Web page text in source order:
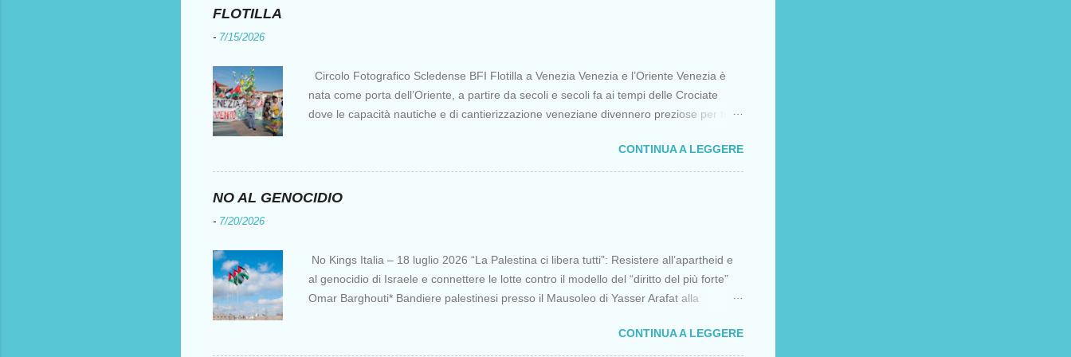
FLOTILLA
- 7/15/2026
Circolo Fotografico Scledense BFI Flotilla a Venezia Venezia e l’Oriente Venezia è
nata come porta dell’Oriente, a partire da secoli e secoli fa ai tempi delle Crociate
dove le capacità nautiche e di cantierizzazione veneziane divennero preziose per tutti
per ottenere vantaggi strategici fondamentali e alla lunga portarono alla conquista di
Costantinopoli, erano i tempi della quarta crociata nei primi anni del Duecento. Dal XIII
al XV secolo Venezia continuò ad avere un ruolo fondamentale nei rapporti tra
natanti è partita da Barcellona il 12 aprile per una missione non violenta che ha tra i
suoi scopi principali quello di portare aiuti a...
CONTINUA A LEGGERE
NO AL GENOCIDIO
- 7/20/2026
No Kings Italia – 18 luglio 2026 “La Palestina ci libera tutti”: Resistere all’apartheid e
al genocidio di Israele e connettere le lotte contro il modello del “diritto del più forte”
Omar Barghouti* Bandiere palestinesi presso il Mausoleo di Yasser Arafat alla
” senza precedenti da decenni, rappresentando una minaccia per l’umanità, non solo
CONTINUA A LEGGERE